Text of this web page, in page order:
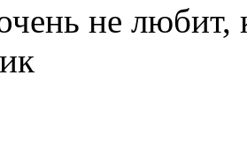
не любит,